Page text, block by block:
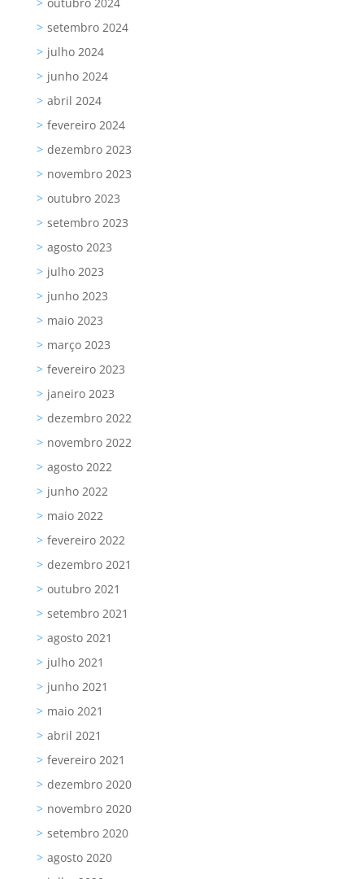
setembro 2024
julho 2024
junho 2024
abril 2024
fevereiro 2024
dezembro 2023
novembro 2023
outubro 2023
setembro 2023
agosto 2023
julho 2023
junho 2023
maio 2023
março 2023
fevereiro 2023
janeiro 2023
dezembro 2022
novembro 2022
agosto 2022
junho 2022
maio 2022
fevereiro 2022
dezembro 2021
outubro 2021
setembro 2021
agosto 2021
julho 2021
junho 2021
maio 2021
abril 2021
fevereiro 2021
dezembro 2020
novembro 2020
setembro 2020
agosto 2020